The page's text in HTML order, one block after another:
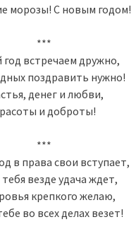
морозы! С новым годом!
***
встречаем дружно,
поздравить нужно!
денег и любви,
и доброты!
***
в права свои вступает,
везде удача ждет,
крепкого желаю,
во всех делах везет!